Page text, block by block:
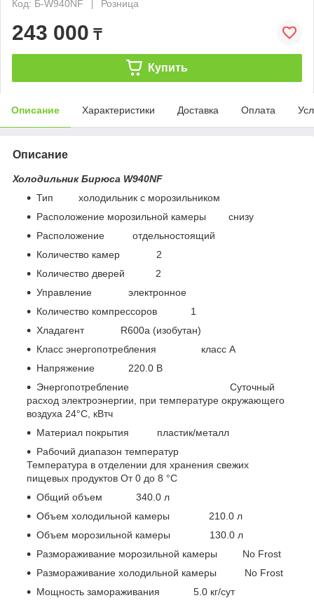
Код: Б-W940NF
Розница
243 000 ₸
Купить
Описание Характеристики Доставка Оплата
Описание
Холодильник Бирюса W940NF
Тип холодильник с морозильником
Расположение морозильной камеры снизу
Расположение отдельностоящий
Количество камер 2
Количество дверей 2
Управление электронное
Количество компрессоров 1
Хладагент R600a (изобутан)
Класс энергопотребления класс A
Напряжение 220.0 В
Энергопотребление Суточный
расход электроэнергии, при температуре окружающего
воздуха 24°C, кВтч
Материал покрытия пластик/металл
Рабочий диапазон температур
Температура в отделении для хранения свежих
пищевых продуктов От 0 до 8 °C
Общий объем 340.0 л
Объем холодильной камеры 210.0 л
Объем морозильной камеры 130.0 л
Размораживание морозильной камеры No Frost
Размораживание холодильной камеры No Frost
Мощность замораживания 5.0 кг/сут